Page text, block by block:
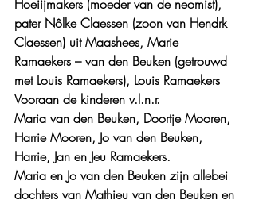
Hoeiijmakers (moeder van de neomist),
pater Nôlke Claessen (zoon van Hendrk
Claessen) uit Maashees, Marie
Ramaekers – van den Beuken (getrouwd
met Louis Ramaekers), Louis Ramaekers
Vooraan de kinderen v.l.n.r.
Maria van den Beuken, Doortje Mooren,
Harrie Mooren, Jo van den Beuken,
Harrie, Jan en Jeu Ramaekers.
Maria en Jo van den Beuken zijn allebei
dochters van Mathieu van den Beuken en